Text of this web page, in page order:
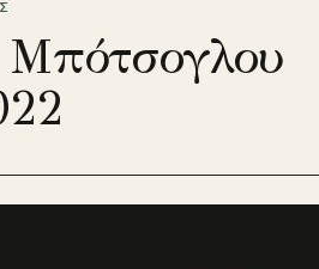
Μπότσογλου